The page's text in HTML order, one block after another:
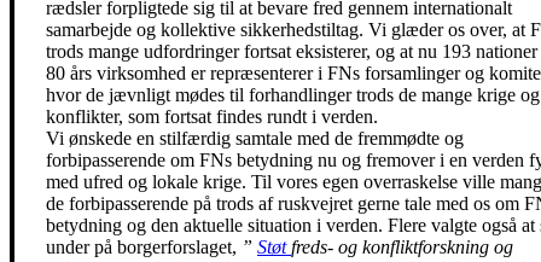
rædsler forpligtede sig til at bevare fred gennem internationalt
samarbejde og kollektive sikkerhedstiltag. Vi glæder os over, at
trods mange udfordringer fortsat eksisterer, og at nu 193
80 års virksomhed er repræsenterer i FNs forsamlinger og
hvor de jævnligt mødes til forhandlinger trods de mange krige og
konflikter, som fortsat findes rundt i verden.
Vi ønskede en stilfærdig samtale med de fremmødte og
forbipasserende om FNs betydning nu og fremover i en verden
med ufred og lokale krige. Til vores egen overraskelse ville
de forbipasserende på trods af ruskvejret gerne tale med os om
betydning og den aktuelle situation i verden. Flere valgte også at
under på borgerforslaget, ” Støtfreds- og konfliktforskning og